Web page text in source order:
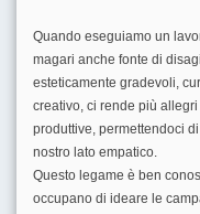
Quando eseguiamo un
magari anche fonte di
esteticamente gradevoli,
creativo, ci rende più
produttive, permettendoci
nostro lato empatico.
Questo legame è ben
occupano di ideare le